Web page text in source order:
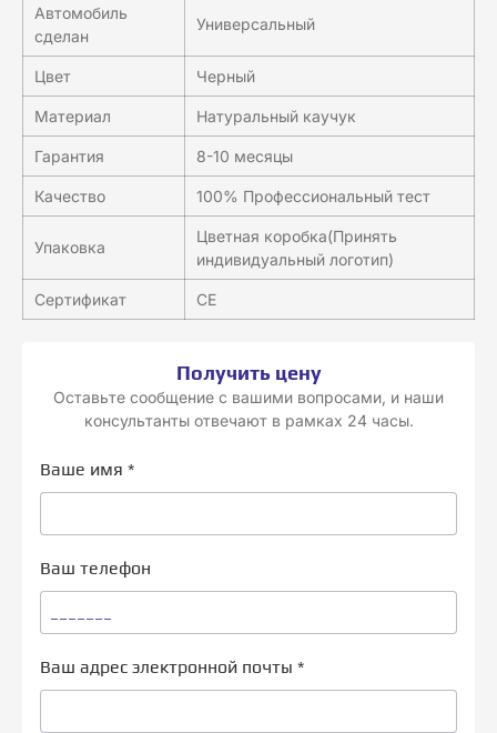
Автомобиль
сделан
Универсальный
Цвет Черный
Материал Натуральный каучук
Гарантия 8-10 месяцы
Качество 100% Профессиональный тест
Упаковка
Цветная коробка(Принять
индивидуальный логотип)
Сертификат CE
Получить цену
Оставьте сообщение с вашими вопросами, и наши
консультанты отвечают в рамках 24 часы.
Ваше имя *
Ваш телефон
Ваш адрес электронной почты *